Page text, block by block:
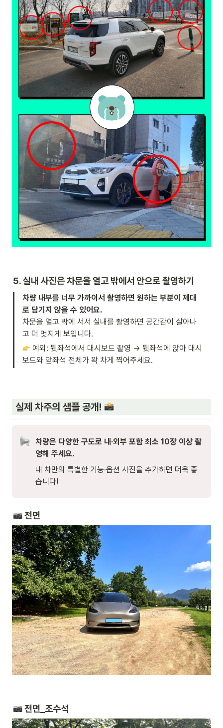
5. 실내 사진은 차문을 열고 밖에서 안으로 촬영하기
차량 내부를 너무 가까이서 촬영하면 원하는 부분이 제대
차문을 열고 밖에 서서 실내를 촬영하면 공간감이 살아나
고 더 멋지게 보입니다.
예외: 뒷좌석에서 대시보드 촬영 → 뒷좌석에 앉아 대시
보드와 앞좌석 전체가 꽉 차게 찍어주세요.
실제 차주의 샘플 공개!
차량은 다양한 구도로 내·외부 포함 최소 10장 이상 촬
영해 주세요.
내 차만의 특별한 기능·옵션 사진을 추가하면 더욱 좋
습니다!
전면
전면_조수석